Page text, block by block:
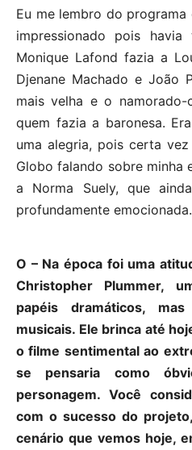
Eu me lembro do programa
impressionado pois
Monique Lafond fazia a
Djenane Machado e João
mais velha e o
quem fazia a baronesa.
uma alegria, pois certa vez
Globo falando sobre minha
a Norma Suely, que
profundamente
O – Na época foi uma
Christopher Plummer,
papéis dramáticos,
musicais. Ele brinca até
o filme sentimental ao
se pensaria como
personagem. Você
com o sucesso do
cenário que vemos hoje,